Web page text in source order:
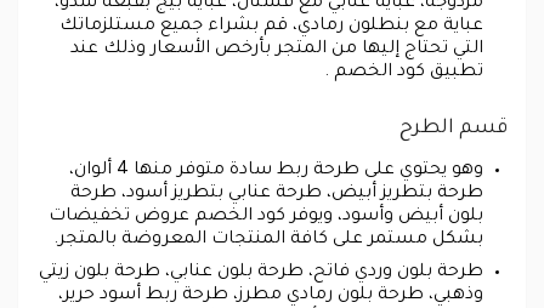
عباية مع بنطلون رمادي، قم بشراء جميع مستلزماتك
التي تحتاج إليها من المتجر بأرخص الأسعار وذلك عند
تطبيق كود الخصم .
قسم الطرح
وهو يحتوي على طرحة ربط سادة متوفر منها 4 ألوان،
طرحة بتطريز أبيض، طرحة عنابي بتطريز أسود، طرحة
بلون أبيض وأسود، ويوفر كود الخصم عروض تخفيضات
بشكل مستمر على كافة المنتجات المعروضة بالمتجر.
طرحة بلون وردي فاتح، طرحة بلون عنابي، طرحة بلون زيتي
وذهبي، طرحة بلون رمادي مطرز، طرحة ربط أسود حرير،